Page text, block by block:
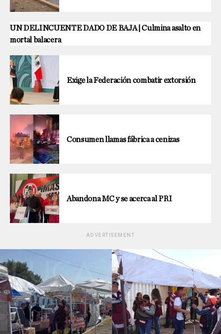
UN DELINCUENTE DADO DE BAJA | Culmina asalto en
mortal balacera
Exige la Federación combatir extorsión
Consumen llamas fábrica a cenizas
Abandona MC y se acerca al PRI
ADVERTISEMENT